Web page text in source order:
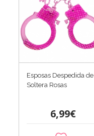
Esposas Despedida de
Soltera Rosas
6,99€